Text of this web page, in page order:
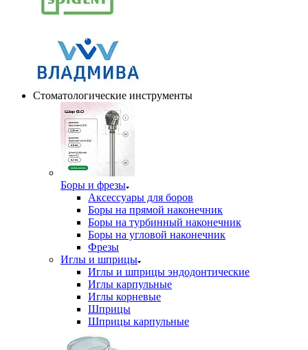
Стоматологические инструменты
Боры и фрезы
Аксессуары для боров
Боры на прямой наконечник
Боры на турбинный наконечник
Боры на угловой наконечник
Фрезы
Иглы и шприцы
Иглы и шприцы эндодонтические
Иглы карпульные
Иглы корневые
Шприцы
Шприцы карпульные